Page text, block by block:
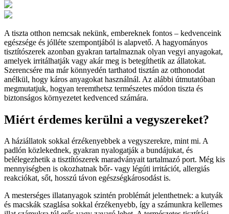
A tiszta otthon nemcsak nekünk, embereknek fontos – kedvenceink
egészsége és jólléte szempontjából is alapvető. A hagyományos
tisztítószerek azonban gyakran tartalmaznak olyan vegyi anyagokat,
amelyek irritálhatják vagy akár meg is betegíthetik az állatokat.
Szerencsére ma már könnyedén tarthatod tisztán az otthonodat
anélkül, hogy káros anyagokat használnál. Az alábbi útmutatóban
megmutatjuk, hogyan teremthetsz természetes módon tiszta és
biztonságos környezetet kedvenced számára.
Miért érdemes kerülni a vegyszereket?
A háziállatok sokkal érzékenyebbek a vegyszerekre, mint mi. A
padlón közlekednek, gyakran nyalogatják a bundájukat, és
belélegezhetik a tisztítószerek maradványait tartalmazó port. Még kis
mennyiségben is okozhatnak bőr- vagy légúti irritációt, allergiás
reakciókat, sőt, hosszú távon egészségkárosodást is.
A mesterséges illatanyagok szintén problémát jelenthetnek: a kutyák
és macskák szaglása sokkal érzékenyebb, így a számunkra kellemes